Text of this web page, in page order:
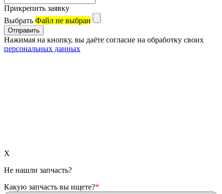
Прикрепить заявку
Выбрать Файл не выбран
Нажимая на кнопку, вы даёте согласие на обработку своих
персональных данных
X
Не нашли запчасть?
Какую запчасть вы ищете?*